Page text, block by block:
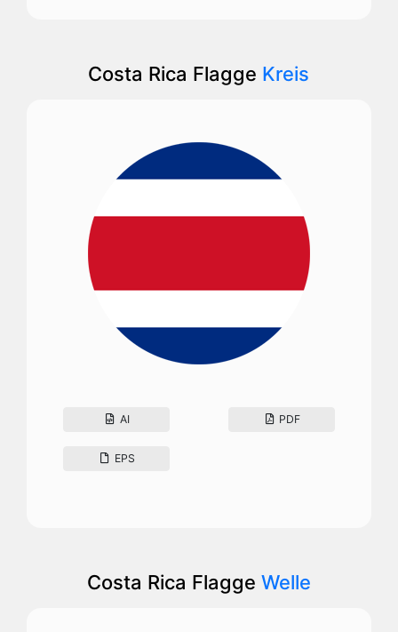
Costa Rica Flagge Kreis
AI PDF
EPS
Costa Rica Flagge Welle